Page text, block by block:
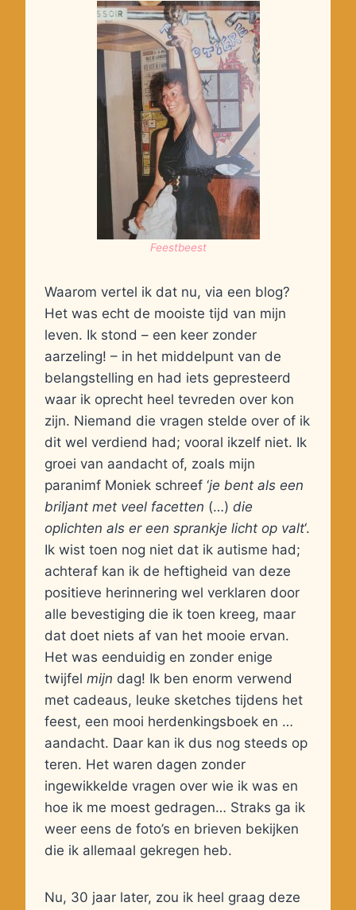
Feestbeest
Waarom vertel ik dat nu, via een blog?
Het was echt de mooiste tijd van mijn
leven. Ik stond – een keer zonder
aarzeling! – in het middelpunt van de
belangstelling en had iets gepresteerd
waar ik oprecht heel tevreden over kon
zijn. Niemand die vragen stelde over of ik
dit wel verdiend had; vooral ikzelf niet. Ik
groei van aandacht of, zoals mijn
paranimf Moniek schreef ‘je bent als een
briljant met veel facetten (…) die
oplichten als er een sprankje licht op valt‘.
Ik wist toen nog niet dat ik autisme had;
achteraf kan ik de heftigheid van deze
positieve herinnering wel verklaren door
alle bevestiging die ik toen kreeg, maar
dat doet niets af van het mooie ervan.
Het was eenduidig en zonder enige
twijfel mijn dag! Ik ben enorm verwend
met cadeaus, leuke sketches tijdens het
feest, een mooi herdenkingsboek en …
aandacht. Daar kan ik dus nog steeds op
teren. Het waren dagen zonder
ingewikkelde vragen over wie ik was en
hoe ik me moest gedragen… Straks ga ik
weer eens de foto’s en brieven bekijken
die ik allemaal gekregen heb.
Nu, 30 jaar later, zou ik heel graag deze